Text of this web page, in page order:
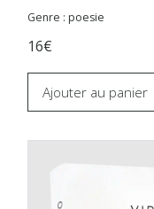
Genre : poesie
16€
Ajouter au panier